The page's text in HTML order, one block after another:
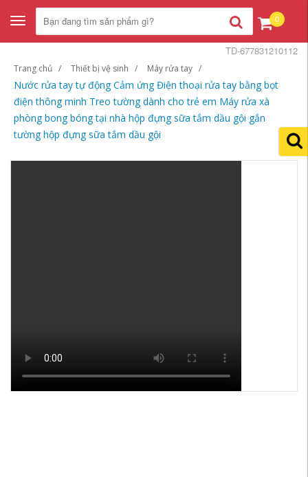
Toggle
navigation
0
Trang chủ Thiết bị vệ sinh Máy rửa tay
Nước rửa tay tự động Cảm ứng Điện thoại rửa tay bằng bọt
điện thông minh Treo tường dành cho trẻ em Máy rửa xà
phòng bong bóng tại nhà hộp đựng sữa tắm dầu gội gắn
tường hộp đựng sữa tắm dầu gội
TD-677831210112